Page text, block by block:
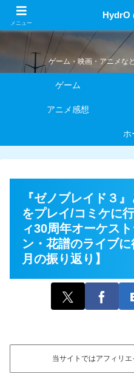
HydrO
ゲーム・映画・アニメな
ゲーム
アニメ感想
ホ
『ゼノブレイド３
をプレイ/コミケに
ィ30周年オーケス
ン・花譜のライブ
月の振り返り】
当サイトではアフィリ
メニュー
HydrO